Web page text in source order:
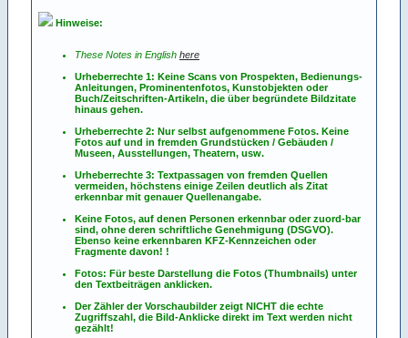
Hinweise:
These Notes in English here
Urheberrechte 1: Keine Scans von Prospekten, Bedienungs-
Anleitungen, Prominentenfotos, Kunstobjekten oder
Buch/Zeitschriften-Artikeln, die über begründete Bildzitate
hinaus gehen.
Urheberrechte 2: Nur selbst aufgenommene Fotos. Keine
Fotos auf und in fremden Grundstücken / Gebäuden /
Museen, Ausstellungen, Theatern, usw.
Urheberrechte 3: Textpassagen von fremden Quellen
vermeiden, höchstens einige Zeilen deutlich als Zitat
erkennbar mit genauer Quellenangabe.
Keine Fotos, auf denen Personen erkennbar oder zuord-bar
sind, ohne deren schriftliche Genehmigung (DSGVO).
Ebenso keine erkennbaren KFZ-Kennzeichen oder
Fragmente davon! !
Fotos: Für beste Darstellung die Fotos (Thumbnails) unter
den Textbeiträgen anklicken.
Der Zähler der Vorschaubilder zeigt NICHT die echte
Zugriffszahl, die Bild-Anklicke direkt im Text werden nicht
gezählt!